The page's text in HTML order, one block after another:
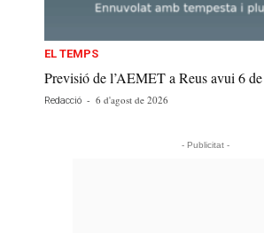
EL TEMPS
Previsió de l’AEMET a Reus avui 6
Redacció - 6 d'agost de 2026
- Publicitat -